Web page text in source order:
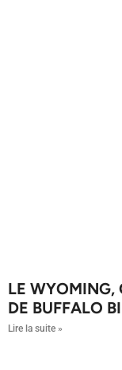
LE WYOMING,
DE BUFFALO
Lire la suite »